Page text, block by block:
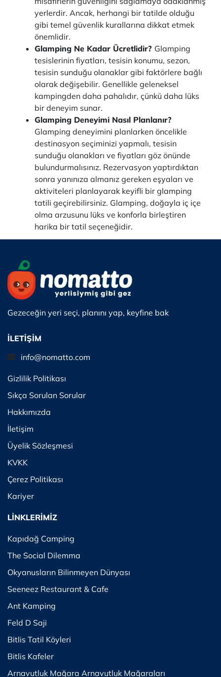
yerlerdir. Ancak, herhangi bir tatilde olduğu
gibi temel güvenlik kurallarına dikkat etmek
önemlidir.
Glamping Ne Kadar Ücretlidir? Glamping
tesislerinin fiyatları, tesisin konumu, sezon,
tesisin sunduğu olanaklar gibi faktörlere bağlı
olarak değişebilir. Genellikle geleneksel
kampingden daha pahalıdır, çünkü daha lüks
bir deneyim sunar.
Glamping Deneyimi Nasıl Planlanır?
Glamping deneyimini planlarken öncelikle
destinasyon seçiminizi yapmalı, tesisin
sunduğu olanakları ve fiyatları göz önünde
bulundurmalısınız. Rezervasyon yaptırdıktan
sonra yanınıza almanız gereken eşyaları ve
aktiviteleri planlayarak keyifli bir glamping
tatili geçirebilirsiniz. Glamping, doğayla iç içe
olma arzusunu lüks ve konforla birleştiren
harika bir tatil seçeneğidir.
Gezeceğin yeri seçi, planını yap, keyfine bak
İLETİŞİM
info@nomatto.com
Gizlilik Politikası
Sıkça Sorulan Sorular
Hakkımızda
İletişim
Üyelik Sözleşmesi
KVKK
Çerez Politikası
Kariyer
LİNKLERİMİZ
Kapıdağ Camping
The Social Dilemma
Okyanusların Bilinmeyen Dünyası
Seeneez Restaurant & Cafe
Ant Kamping
Feld D Saji
Bitlis Tatil Köyleri
Bitlis Kafeler
Arnavutluk Mağara Arnavutluk Mağaraları